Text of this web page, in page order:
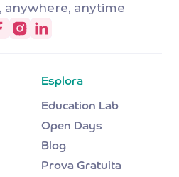
anywhere, anytime
Esplora
Education Lab
Open Days
Blog
Prova Gratuita